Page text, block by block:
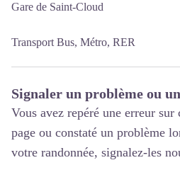
Gare de Saint-Cloud
Transport Bus, Métro, RER
Signaler un problème ou
Vous avez repéré une erreur sur
page ou constaté un problème
votre randonnée, signalez-les